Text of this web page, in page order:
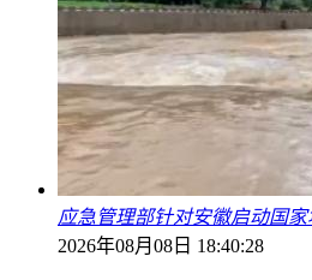
应急管理部针对安徽启动国
2026年08月08日 18:40:28